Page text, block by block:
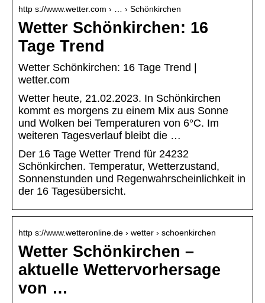
http s://www.wetter.com › … › Schönkirchen
Wetter Schönkirchen: 16
Tage Trend
Wetter Schönkirchen: 16 Tage Trend |
wetter.com
Wetter heute, 21.02.2023. In Schönkirchen
kommt es morgens zu einem Mix aus Sonne
und Wolken bei Temperaturen von 6°C. Im
weiteren Tagesverlauf bleibt die …
Der 16 Tage Wetter Trend für 24232
Schönkirchen. Temperatur, Wetterzustand,
Sonnenstunden und Regenwahrscheinlichkeit in
der 16 Tagesübersicht.
http s://www.wetteronline.de › wetter › schoenkirchen
Wetter Schönkirchen –
aktuelle Wettervorhersage
von …